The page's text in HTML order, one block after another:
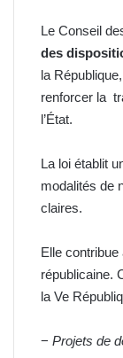
Le Conseil
des
la
renforcer la
l’État.
La loi établit
modalités de
claires.
Elle
républicaine.
la Ve
− Projets de